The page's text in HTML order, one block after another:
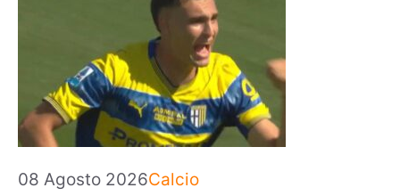
08 Agosto 2026Categorie
Calcio